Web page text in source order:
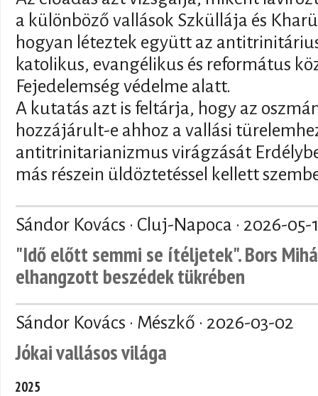
a különböző vallások Szküllája és
hogyan léteztek együtt az
katolikus, evangélikus és református
Fejedelemség védelme alatt.
A kutatás azt is feltárja, hogy az
hozzájárult-e ahhoz a vallási
antitrinitarianizmus virágzását
más részein üldöztetéssel kellett
Sándor Kovács · Cluj-Napoca · 2026-05-
"Idő előtt semmi se ítéljetek". Bors
elhangzott beszédek tükrében
Sándor Kovács · Mészkő · 2026-03-02
Jókai vallásos világa
2025